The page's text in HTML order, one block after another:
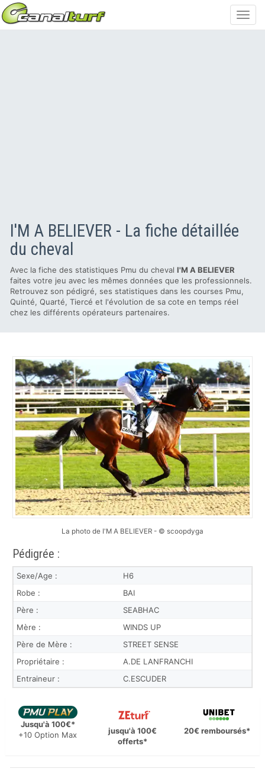
I'M A BELIEVER - La fiche détaillée
du cheval
Avec la fiche des statistiques Pmu du cheval I'M A BELIEVER
faites votre jeu avec les mêmes données que les professionnels.
Retrouvez son pédigré, ses statistiques dans les courses Pmu,
Quinté, Quarté, Tiercé et l'évolution de sa cote en temps réel
chez les différents opérateurs partenaires.
La photo de I'M A BELIEVER - © scoopdyga
Pédigrée :
Sexe/Age :
H6
Robe :
BAI
Père :
SEABHAC
Mère :
WINDS UP
Père de Mère :
STREET SENSE
Propriétaire :
A.DE LANFRANCHI
Entraineur :
C.ESCUDER
Jusqu'à 100€*
+10 Option Max
jusqu'à 100€
offerts*
20€ remboursés*